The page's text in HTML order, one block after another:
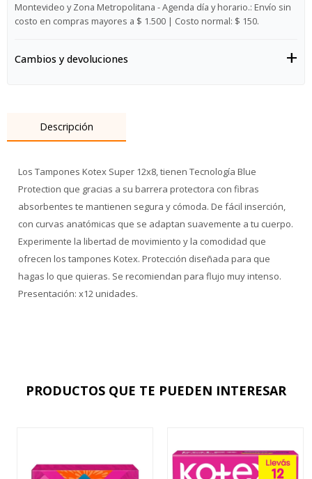
Montevideo y Zona Metropolitana - Agenda día y horario.: Envío sin
costo en compras mayores a $ 1.500 | Costo normal: $ 150.
Cambios y devoluciones
Descripción
Los Tampones Kotex Super 12x8, tienen Tecnología Blue
Protection que gracias a su barrera protectora con fibras
absorbentes te mantienen segura y cómoda. De fácil inserción,
con curvas anatómicas que se adaptan suavemente a tu cuerpo.
Experimente la libertad de movimiento y la comodidad que
ofrecen los tampones Kotex. Protección diseñada para que
hagas lo que quieras. Se recomiendan para flujo muy intenso.
Presentación: x12 unidades.
PRODUCTOS QUE TE PUEDEN INTERESAR